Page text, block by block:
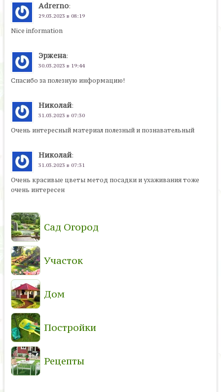
Adrerno:
29.03.2023 в 08:19
Nice information
Эржена:
30.03.2023 в 19:44
Спасибо за полезную информацию!
Николай:
31.03.2023 в 07:30
Очень интересный материал полезный и познавательный
Николай:
31.03.2023 в 07:31
Очень красивые цветы метод посадки и ухаживания тоже
очень интересен
Сад Огород
Участок
Дом
Постройки
Рецепты